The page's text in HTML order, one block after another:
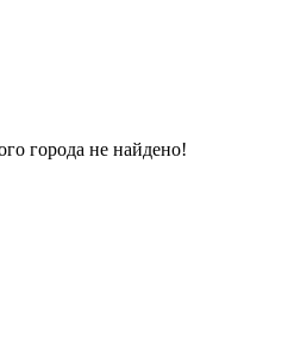
города не найдено!